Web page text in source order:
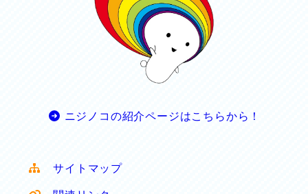
ニジノコの紹介ページはこちらから！
サイトマップ